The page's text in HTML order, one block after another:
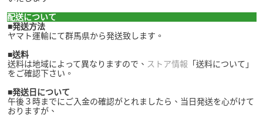
配送について
■発送方法
ヤマト運輸にて群馬県から発送致します。
■送料
送料は地域によって異なりますので、 ストア情報 「送料について」
をご確認下さい。
■発送日について
午後３時までにご入金の確認がとれましたら、当日発送を心がけて
おりますが、